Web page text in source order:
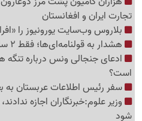
تجارت ایران و افغانستان
بلاروس وب‌سایت یورونیوز را
هشدار به قولنامه‌ای‌ها؛ فقط 2 سال برای ثبت ادعا فرصت دارید
ادعای جنجالی ونس درباره تنگه
است؟
سفر رئیس اطلاعات عربستان به
وزیر علوم:خبرنگاران اجازه
شود